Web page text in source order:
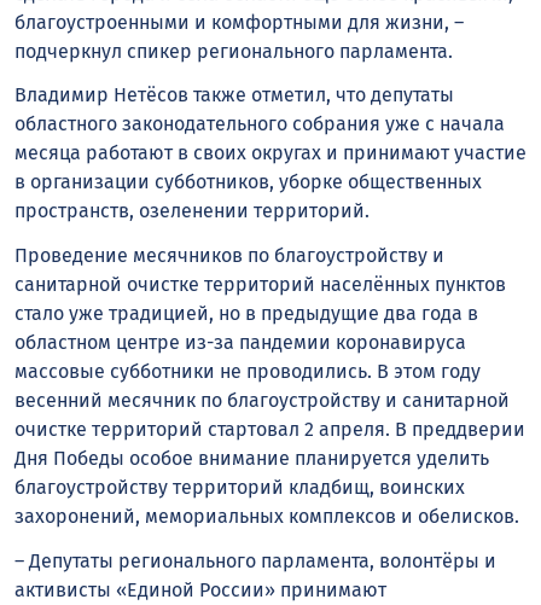
благоустроенными и комфортными для жизни, –
подчеркнул спикер регионального парламента.
Владимир Нетёсов также отметил, что депутаты
областного законодательного собрания уже с начала
месяца работают в своих округах и принимают участие
в организации субботников, уборке общественных
пространств, озеленении территорий.
Проведение месячников по благоустройству и
санитарной очистке территорий населённых пунктов
стало уже традицией, но в предыдущие два года в
областном центре из-за пандемии коронавируса
массовые субботники не проводились. В этом году
весенний месячник по благоустройству и санитарной
очистке территорий стартовал 2 апреля. В преддверии
Дня Победы особое внимание планируется уделить
благоустройству территорий кладбищ, воинских
захоронений, мемориальных комплексов и обелисков.
– Депутаты регионального парламента, волонтёры и
активисты «Единой России» принимают